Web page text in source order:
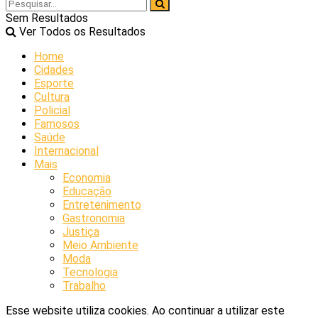
Sem Resultados
Ver Todos os Resultados
Home
Cidades
Esporte
Cultura
Policial
Famosos
Saúde
Internacional
Mais
Economia
Educação
Entretenimento
Gastronomia
Justiça
Meio Ambiente
Moda
Tecnologia
Trabalho
Esse website utiliza cookies. Ao continuar a utilizar este